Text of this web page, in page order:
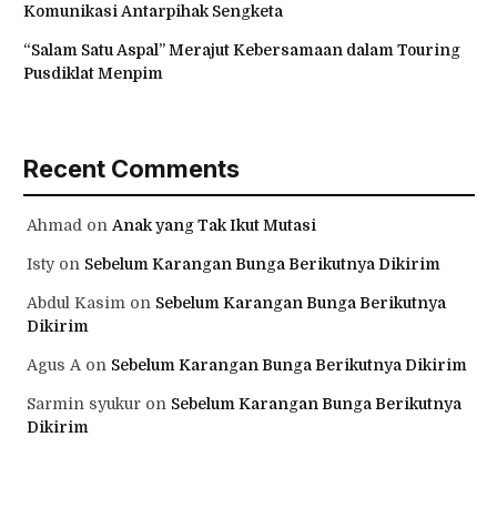
Komunikasi Antarpihak Sengketa
“Salam Satu Aspal” Merajut Kebersamaan dalam Touring
Pusdiklat Menpim
Recent Comments
Ahmad on Anak yang Tak Ikut Mutasi
Istyon Sebelum Karangan Bunga Berikutnya Dikirim
Abdul Kasim on Sebelum Karangan Bunga Berikutnya
Dikirim
Agus A on Sebelum Karangan Bunga Berikutnya Dikirim
Sarmin syukur on Sebelum Karangan Bunga Berikutnya
Dikirim